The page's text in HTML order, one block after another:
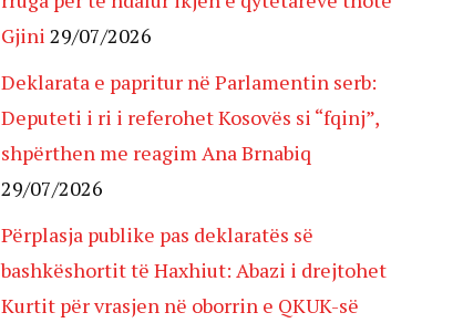
Gjini 29/07/2026
Deklarata e papritur në Parlamentin serb:
Deputeti i ri i referohet Kosovës si “fqinj”,
shpërthen me reagim Ana Brnabiq
29/07/2026
Përplasja publike pas deklaratës së
bashkëshortit të Haxhiut: Abazi i drejtohet
Kurtit për vrasjen në oborrin e QKUK-së